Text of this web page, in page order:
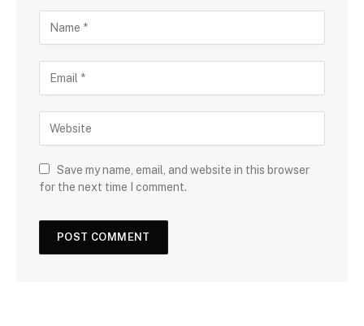
Save my name, email, and website in this browser
for the next time I comment.